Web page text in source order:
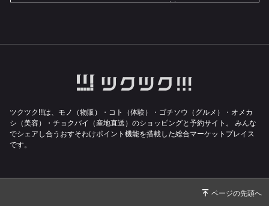
2026/01/30セレクトベーカリー二子玉川
2025/11/01シモキタ三ツ星バザール
沖縄への配送料のお知らせ
2025/05/20Tシャツ
2025/04/11
ツクツク!!!は、モノ（物販）・コト（体験）・ゴチソウ（グルメ）・オメカ
シ（美容）・チョクバイ（産地直送）のショッピングと予約サイト。
みんな
でシェアし合うおすそわけポイント機能を搭載した総合マーケットプレイス
です。